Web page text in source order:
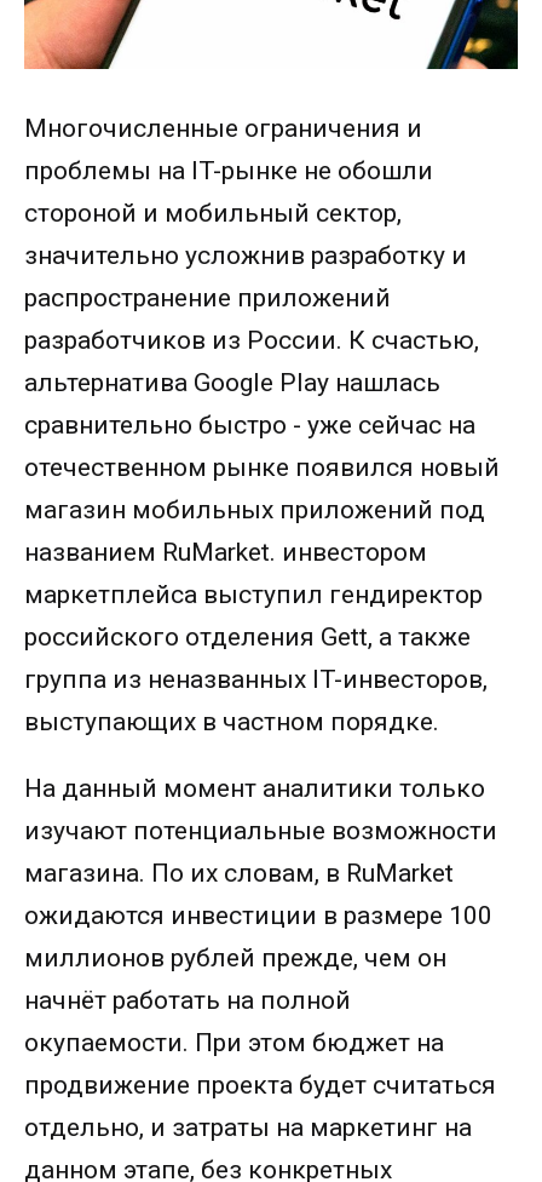
Многочисленные ограничения и
проблемы на IT-рынке не обошли
стороной и мобильный сектор,
значительно усложнив разработку и
распространение приложений
разработчиков из России. К счастью,
альтернатива Google Play нашлась
сравнительно быстро - уже сейчас на
отечественном рынке появился новый
магазин мобильных приложений под
названием RuMarket. инвестором
маркетплейса выступил гендиректор
российского отделения Gett, а также
группа из неназванных IT-инвесторов,
выступающих в частном порядке.
На данный момент аналитики только
изучают потенциальные возможности
магазина. По их словам, в RuMarket
ожидаются инвестиции в размере 100
миллионов рублей прежде, чем он
начнёт работать на полной
окупаемости. При этом бюджет на
продвижение проекта будет считаться
отдельно, и затраты на маркетинг на
данном этапе, без конкретных